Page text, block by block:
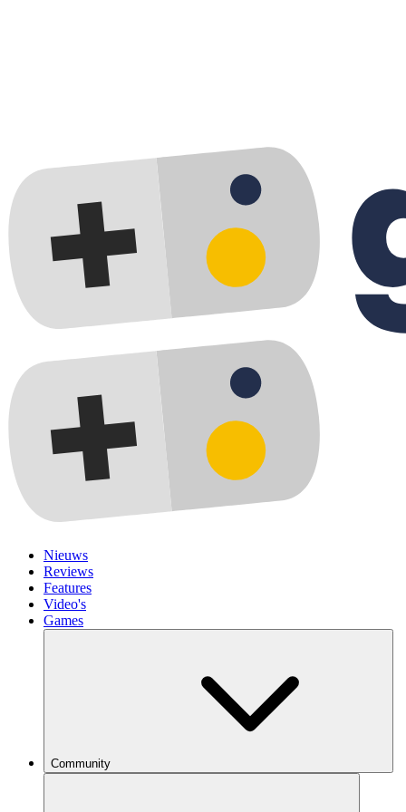
Nieuws
Reviews
Features
Video's
Games
Community